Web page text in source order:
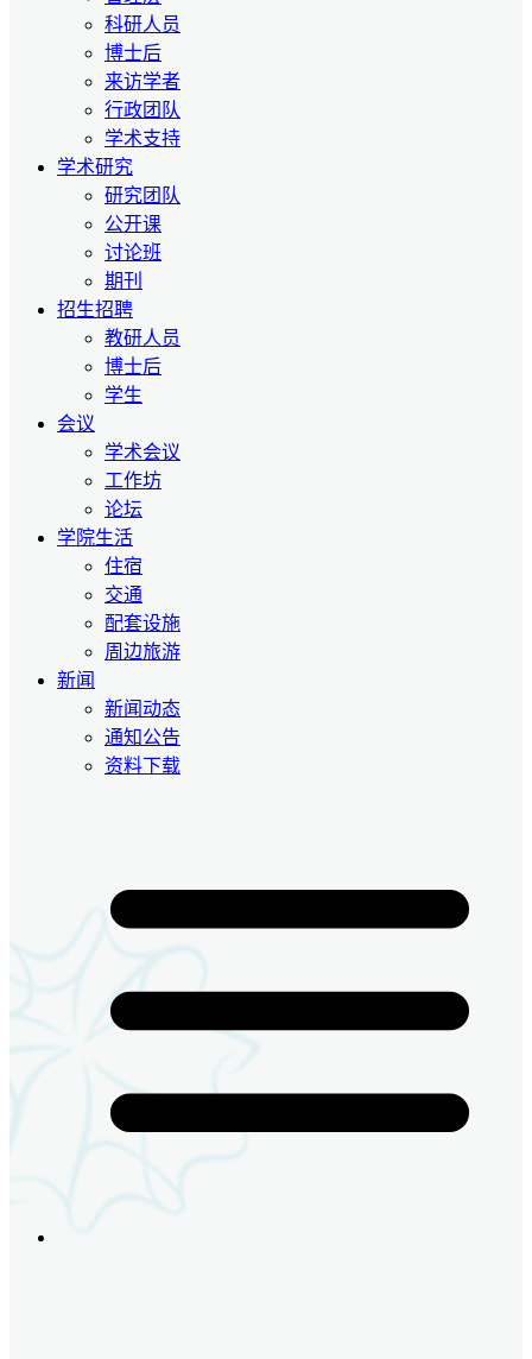
科研人员
博士后
来访学者
行政团队
学术支持
学术研究
研究团队
公开课
讨论班
期刊
招生招聘
教研人员
博士后
学生
会议
学术会议
工作坊
论坛
学院生活
住宿
交通
配套设施
周边旅游
新闻
新闻动态
通知公告
资料下载